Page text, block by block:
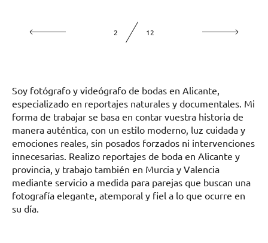
2 12
Soy fotógrafo y videógrafo de bodas en Alicante,
especializado en reportajes naturales y documentales. Mi
forma de trabajar se basa en contar vuestra historia de
manera auténtica, con un estilo moderno, luz cuidada y
emociones reales, sin posados forzados ni intervenciones
innecesarias. Realizo reportajes de boda en Alicante y
provincia, y trabajo también en Murcia y Valencia
mediante servicio a medida para parejas que buscan una
fotografía elegante, atemporal y fiel a lo que ocurre en
su día.